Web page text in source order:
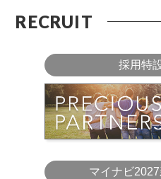
RECRUIT
採用特
マイナビ